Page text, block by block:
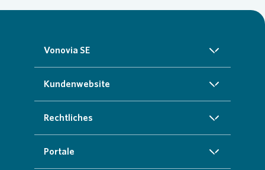
Vonovia SE
Über uns
Nachhaltigkeit
Kundenwebsite
Startseite
Rechtliches
Impressum
Portale